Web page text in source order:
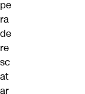
pe
ra
de
re
sc
at
ar